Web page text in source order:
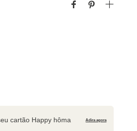
cartão Happy hôma Adira agora